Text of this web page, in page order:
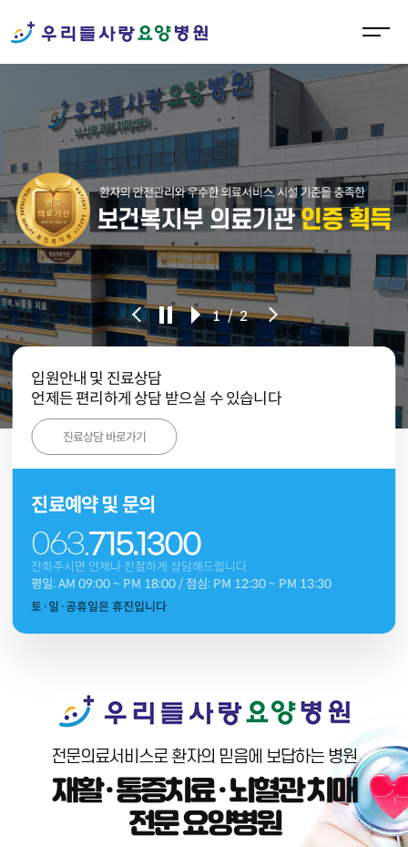
M
e
O
1 / 2
입원안내 및 진료상담
언제든 편리하게 상담 받으실 수 있습니다
진료상담 바로가기
진료예약 및 문의
063.715.1300
전화주시면 언제나 친절하게 상담해드립니다
평일: AM 09:00 ~ PM 18:00/ 점심: PM 12:30 ~ PM 13:30
토·일·공휴일은 휴진입니다
전문의료서비스로 환자의 믿음에 보답하는 병원
재활 · 통증치료 · 뇌혈관 치매
전문 요양병원